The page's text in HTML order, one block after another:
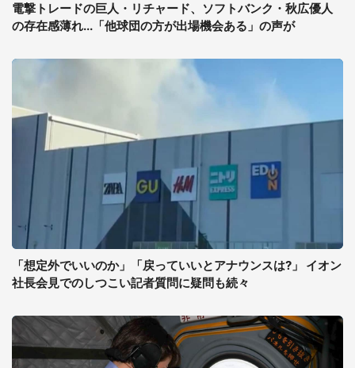
電撃トレードの巨人・リチャード、ソフトバンク・秋広優人
の存在感薄れ...「他球団の方が出場機会ある」の声が
「想定外でいいのか」「戻っていいとアナウンスは?」 イオン
社長会見でのしつこい記者質問に疑問も続々